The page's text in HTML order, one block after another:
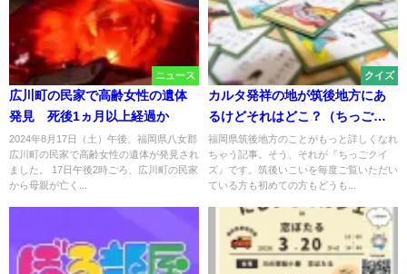
ニュース
広川町の民家で高齢女性の遺体
発見 死後1ヵ月以上経過か
2024年8月17日（土）午後、福岡県八女郡
広川町の民家で高齢女性の遺体が発見され
ました。 17日午後2時ごろ、広川町の民家
から母親が亡く...
クイズ
カルタ発祥の地が筑後地方にあ
るけどそれはどこ？（ちっごク
イズ）
福岡県筑後地方のことがもっと詳しくなれ
ちゃう記事。そう、それが『ちっごクイ
ズ』です。筑後いこいを毎度ご覧いただい
ている方も初めての方もどうも...